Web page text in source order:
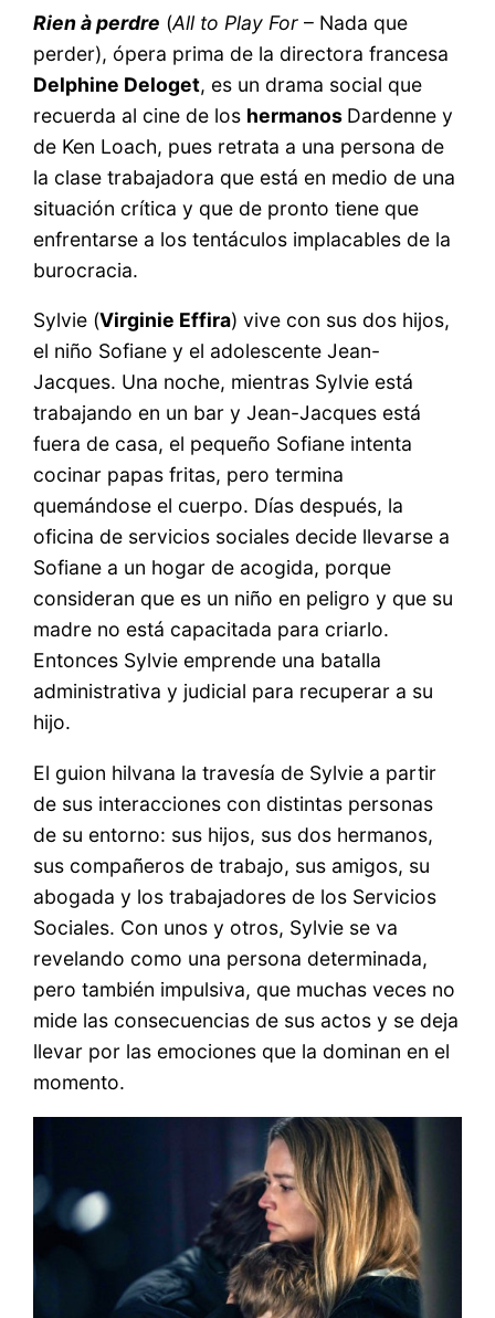
Rien à perdre (All to Play For – Nada que
perder), ópera prima de la directora francesa
Delphine Deloget, es un drama social que
recuerda al cine de los hermanos Dardenne y
de Ken Loach, pues retrata a una persona de
la clase trabajadora que está en medio de una
situación crítica y que de pronto tiene que
enfrentarse a los tentáculos implacables de la
burocracia.
Sylvie (Virginie Effira) vive con sus dos hijos,
el niño Sofiane y el adolescente Jean-
Jacques. Una noche, mientras Sylvie está
trabajando en un bar y Jean-Jacques está
fuera de casa, el pequeño Sofiane intenta
cocinar papas fritas, pero termina
quemándose el cuerpo. Días después, la
oficina de servicios sociales decide llevarse a
Sofiane a un hogar de acogida, porque
consideran que es un niño en peligro y que su
madre no está capacitada para criarlo.
Entonces Sylvie emprende una batalla
administrativa y judicial para recuperar a su
hijo.
El guion hilvana la travesía de Sylvie a partir
de sus interacciones con distintas personas
de su entorno: sus hijos, sus dos hermanos,
sus compañeros de trabajo, sus amigos, su
abogada y los trabajadores de los Servicios
Sociales. Con unos y otros, Sylvie se va
revelando como una persona determinada,
pero también impulsiva, que muchas veces no
mide las consecuencias de sus actos y se deja
llevar por las emociones que la dominan en el
momento.